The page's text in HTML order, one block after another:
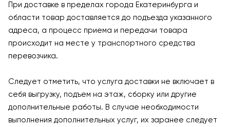
При доставке в пределах города Екатеринбурга и
области товар доставляется до подъезда указанного
адреса, а процесс приема и передачи товара
происходит на месте у транспортного средства
перевозчика.
Следует отметить, что услуга доставки не включает в
себя выгрузку, подъем на этаж, сборку или другие
дополнительные работы. В случае необходимости
выполнения дополнительных услуг, их заранее следует